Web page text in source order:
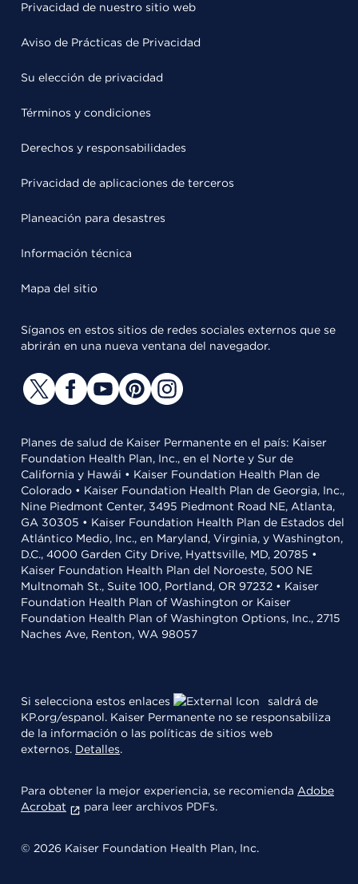
Privacidad de nuestro sitio web
Aviso de Prácticas de Privacidad
Su elección de privacidad
Términos y condiciones
Derechos y responsabilidades
Privacidad de aplicaciones de terceros
Planeación para desastres
Información técnica
Mapa del sitio
Síganos en estos sitios de redes sociales externos que se
abrirán en una nueva ventana del navegador.
Planes de salud de Kaiser Permanente en el país: Kaiser
Foundation Health Plan, Inc., en el Norte y Sur de
California y Hawái • Kaiser Foundation Health Plan de
Colorado • Kaiser Foundation Health Plan de Georgia, Inc.,
Nine Piedmont Center, 3495 Piedmont Road NE, Atlanta,
GA 30305 • Kaiser Foundation Health Plan de Estados del
Atlántico Medio, Inc., en Maryland, Virginia, y Washington,
D.C., 4000 Garden City Drive, Hyattsville, MD, 20785 •
Kaiser Foundation Health Plan del Noroeste, 500 NE
Multnomah St., Suite 100, Portland, OR 97232 • Kaiser
Foundation Health Plan of Washington or Kaiser
Foundation Health Plan of Washington Options, Inc., 2715
Naches Ave, Renton, WA 98057
Si selecciona estos enlaces
saldrá de
KP.org/espanol. Kaiser Permanente no se responsabiliza
de la información o las políticas de sitios web
externos. Detalles.
Para obtener la mejor experiencia, se recomienda Adobe
Acrobat
para leer archivos PDFs.
© 2026 Kaiser Foundation Health Plan, Inc.